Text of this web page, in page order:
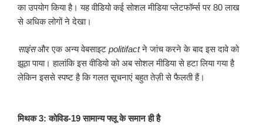
का उपयोग किया है। यह वीडियो कई सोशल मीडिया प्लेटफॉर्म्स पर 80 लाख
से अधिक लोगों ने देखा।
साइंसऔर एक अन्य वेबसाइट politifactने जांच करने के बाद इस दावे को
झूठा पाया। हालांकि इस वीडियो को अब सोशल मीडिया से हटा लिया गया है
लेकिन इससे स्पष्ट है कि गलत सूचनाएं बहुत तेज़ी से फैलती हैं।
मिथक 3: कोविड-19 सामान्य फ्लू के समान ही है